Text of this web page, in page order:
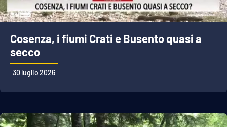
Cosenza, i fiumi Crati e Busento quasi a
secco
30 luglio 2026